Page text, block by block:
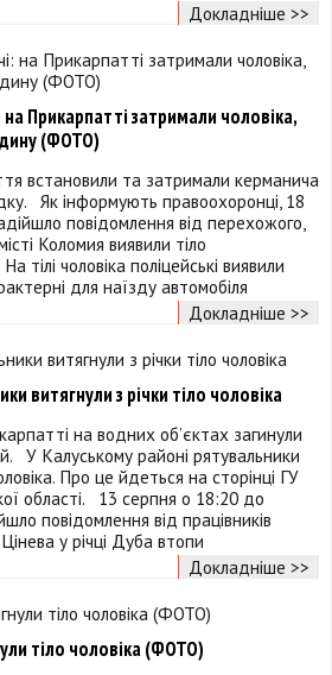
Докладніше >>
на Прикарпатті затримали чоловіка,
(ФОТО)
встановили та затримали керманича
Як інформують правоохоронці, 18
повідомлення від перехожого,
Коломия виявили тіло
тілі чоловіка поліцейські виявили
для наїзду автомобіля
Докладніше >>
витягнули з річки тіло чоловіка
на водних об’єктах загинули
У Калуському районі рятувальники
Про це йдеться на сторінці ГУ
області. 13 серпня о 18:20 до
повідомлення від працівників
у річці Дуба втопи
Докладніше >>
тіло чоловіка (ФОТО)